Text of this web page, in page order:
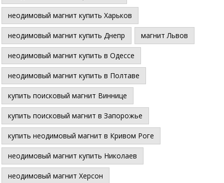
неодимовый магнит купить Харьков
неодимовый магнит купить Днепр магнит Львов
неодимовый магнит купить в Одессе
неодимовый магнит купить в Полтаве
купить поисковый магнит Виннице
купить поисковый магнит в Запорожье
купить неодимовый магнит в Кривом Роге
неодимовый магнит купить Николаев
неодимовый магнит Херсон